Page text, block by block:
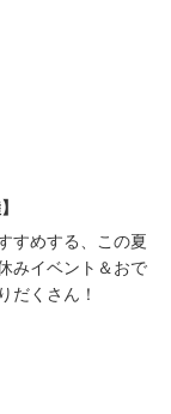
すめする、この夏
みイベント＆おで
だくさん！